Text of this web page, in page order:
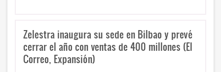
Zelestra inaugura su sede en Bilbao y prevé
cerrar el año con ventas de 400 millones (El
Correo, Expansión)